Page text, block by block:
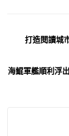
打造閱讀城
海鯤軍艦順利浮